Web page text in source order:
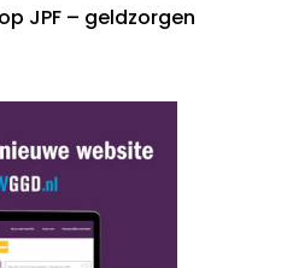
JPF – geldzorgen